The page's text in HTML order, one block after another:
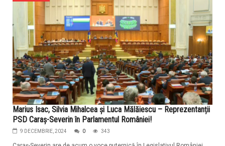
Marius Isac, Silvia Mihalcea și Luca Mălăiescu – Reprezentanții
PSD Caraș-Severin în Parlamentul României!
9 DECEMBRIE, 2024 0 343